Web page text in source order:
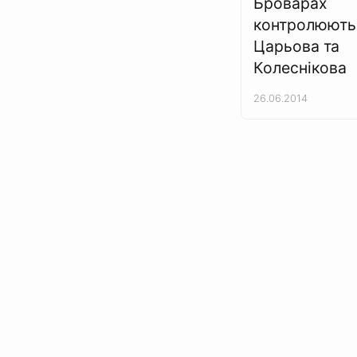
Царьова та
Колеснікова
26.06.2014